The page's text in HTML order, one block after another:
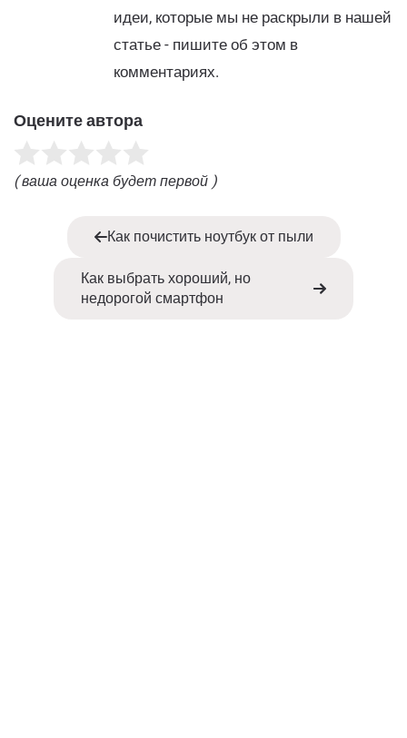
идеи, которые мы не раскрыли в нашей
статье - пишите об этом в
комментариях.
Оцените автора
( ваша оценка будет первой )
Как почистить ноутбук от пыли
Как выбрать хороший, но
недорогой смартфон